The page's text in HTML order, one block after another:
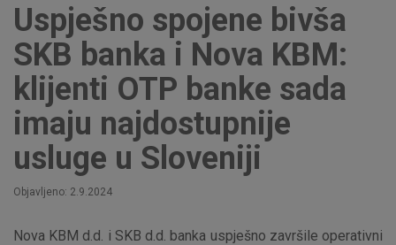
Uspješno spojene bivša
SKB banka i Nova KBM:
klijenti OTP banke sada
imaju najdostupnije
usluge u Sloveniji
Objavljeno: 2.9.2024
Nova KBM d.d. i SKB d.d. banka uspješno završile operativni